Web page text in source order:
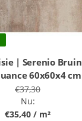
| Serenio Bruin
60x60x4 cm
€37,30
Nu:
€35,40 / m²